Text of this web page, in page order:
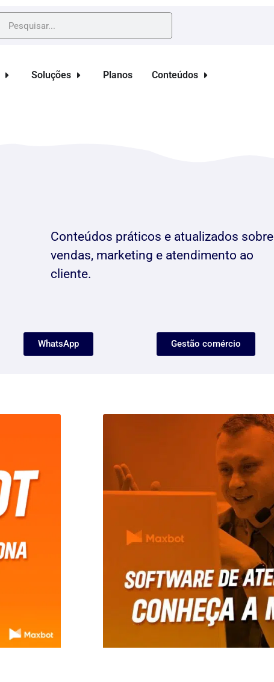
Soluções Planos Conteúdos
Conteúdos práticos e atualizados sobre
vendas, marketing e atendimento ao
cliente.
WhatsApp Gestão comércio